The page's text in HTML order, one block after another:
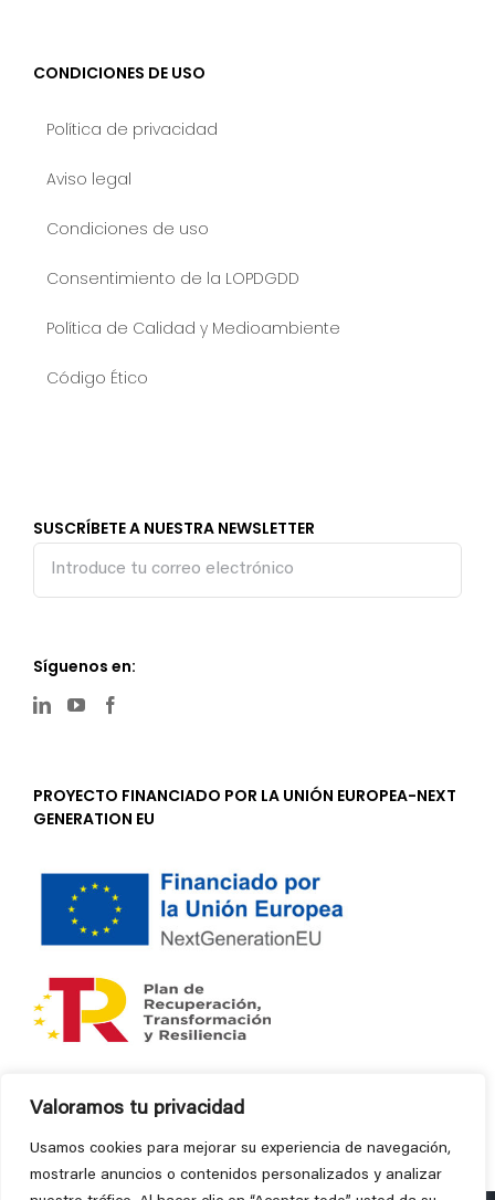
Valoramos tu privacidad
Usamos cookies para mejorar su experiencia de navegación,
mostrarle anuncios o contenidos personalizados y analizar
CONDICIONES DE USO
Política de privacidad
Aviso legal
Condiciones de uso
Consentimiento de la LOPDGDD
Política de Calidad y Medioambiente
Código Ético
SUSCRÍBETE A NUESTRA NEWSLETTER
Síguenos en:
PROYECTO FINANCIADO POR LA UNIÓN EUROPEA-NEXT
GENERATION EU